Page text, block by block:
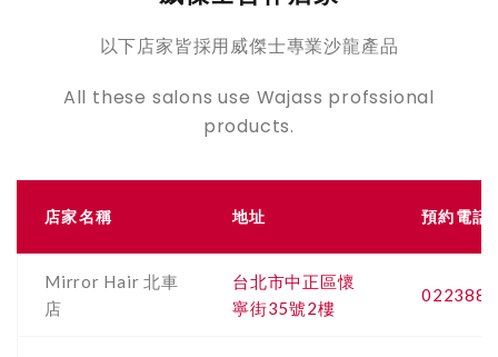
以下店家皆採用威傑士專業沙龍產品
All these salons use Wajass profssional
products.
店家名稱 地址 預約電話
Mirror Hair 北車
店
台北市中正區懷
寧街35號2樓